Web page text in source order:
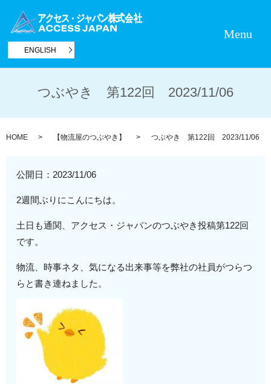
ENGLISH
Menu
つぶやき 第122回 2023/11/06
HOME 【物流屋のつぶやき】 つぶやき 第122回 2023/11/06
公開日： 2023/11/06
2週間ぶりにこんにちは。
土日も通関、アクセス・ジャパンのつぶやき投稿第122回
です。
物流、時事ネタ、気になる出来事等を弊社の社員がつらつ
らと書き連ねました。